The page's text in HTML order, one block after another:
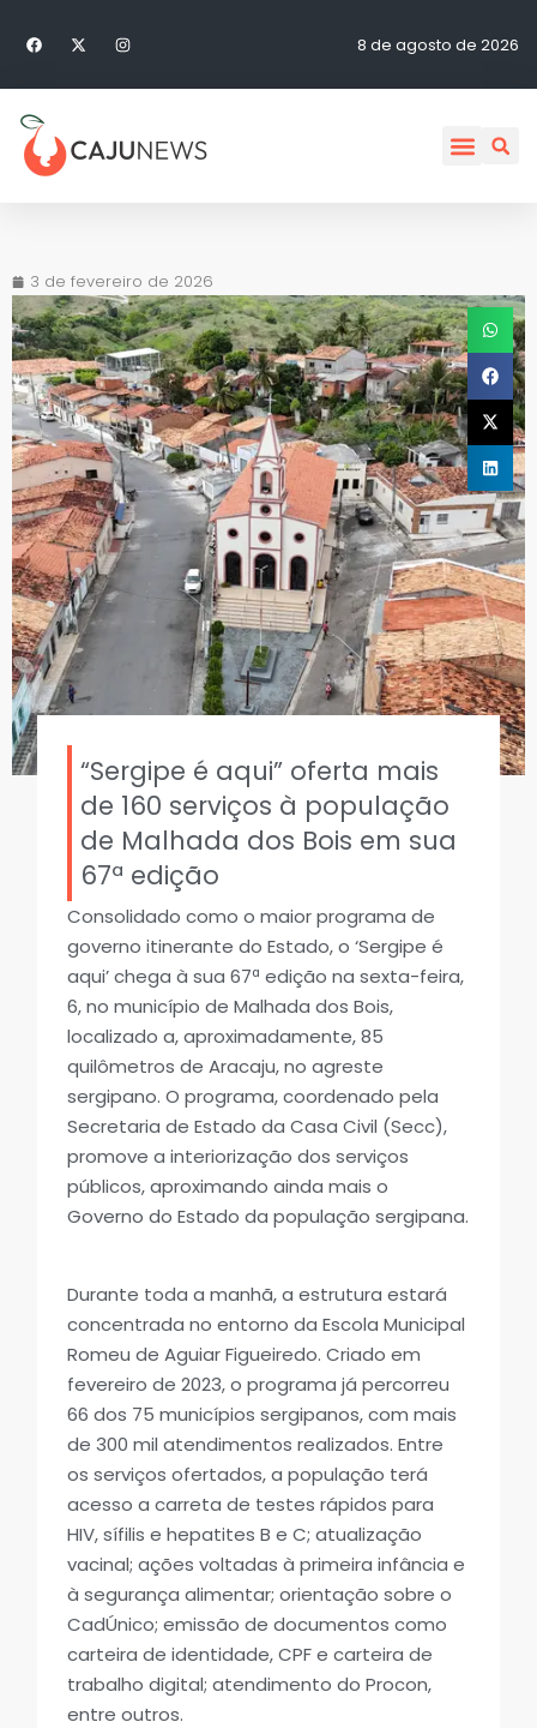
8 de agosto de 2026
3 de fevereiro de 2026
“Sergipe é aqui” oferta mais
de 160 serviços à população
de Malhada dos Bois em sua
67ª edição
Consolidado como o maior programa de
governo itinerante do Estado, o ‘Sergipe é
aqui’ chega à sua 67ª edição na sexta-feira,
6, no município de Malhada dos Bois,
localizado a, aproximadamente, 85
quilômetros de Aracaju, no agreste
sergipano. O programa, coordenado pela
Secretaria de Estado da Casa Civil (Secc),
promove a interiorização dos serviços
públicos, aproximando ainda mais o
Governo do Estado da população sergipana.
Durante toda a manhã, a estrutura estará
concentrada no entorno da Escola Municipal
Romeu de Aguiar Figueiredo. Criado em
fevereiro de 2023, o programa já percorreu
66 dos 75 municípios sergipanos, com mais
de 300 mil atendimentos realizados. Entre
os serviços ofertados, a população terá
acesso a carreta de testes rápidos para
HIV, sífilis e hepatites B e C; atualização
vacinal; ações voltadas à primeira infância e
à segurança alimentar; orientação sobre o
CadÚnico; emissão de documentos como
carteira de identidade, CPF e carteira de
trabalho digital; atendimento do Procon,
entre outros.